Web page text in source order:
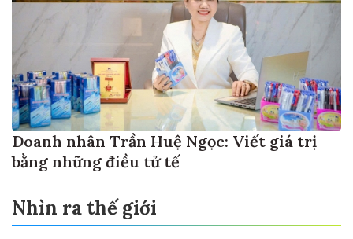
Doanh nhân Trần Huệ Ngọc: Viết giá trị
bằng những điều tử tế
Nhìn ra thế giới